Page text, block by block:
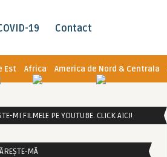
19 Contact
Est Africa America de Nord & Centrala
MI FILMELE PE YOUTUBE. CLICK AICI!
MĂ